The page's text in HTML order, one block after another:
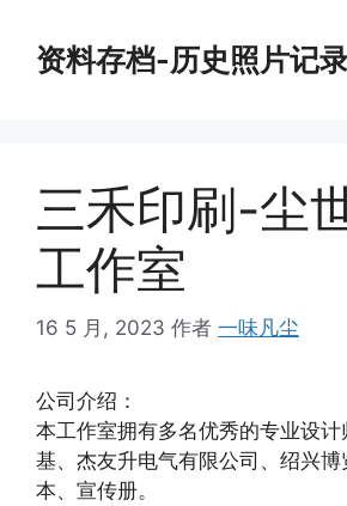
资料存档-历史照片记
三禾印刷-尘
工作室
16 5 月, 2023 作者 一味凡尘
公司介绍：
本工作室拥有多名优秀的专业设计
基、杰友升电气有限公司、绍兴
本、宣传册。